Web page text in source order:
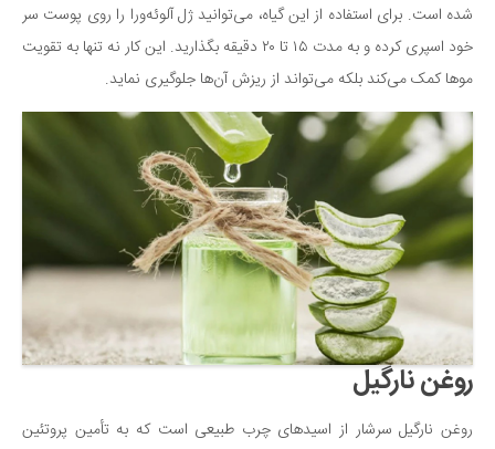
شده است. برای استفاده از این گیاه، می‌توانید ژل آلوئه‌ورا را روی پوست سر
خود اسپری کرده و به مدت ۱۵ تا ۲۰ دقیقه بگذارید. این کار نه تنها به تقویت
موها کمک می‌کند بلکه می‌تواند از ریزش آن‌ها جلوگیری نماید.
روغن نارگیل
روغن نارگیل سرشار از اسیدهای چرب طبیعی است که به تأمین پروتئین